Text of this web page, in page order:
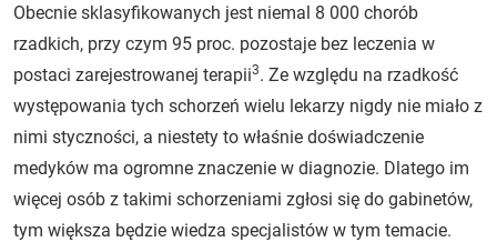
Obecnie sklasyfikowanych jest niemal 8 000 chorób
rzadkich, przy czym 95 proc. pozostaje bez leczenia w
postaci zarejestrowanej terapii3. Ze względu na rzadkość
występowania tych schorzeń wielu lekarzy nigdy nie miało z
nimi styczności, a niestety to właśnie doświadczenie
medyków ma ogromne znaczenie w diagnozie. Dlatego im
więcej osób z takimi schorzeniami zgłosi się do gabinetów,
tym większa będzie wiedza specjalistów w tym temacie.